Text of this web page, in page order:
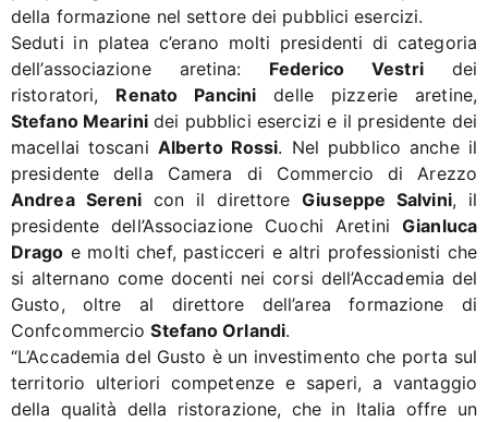
della formazione nel settore dei pubblici esercizi.
Seduti in platea c’erano molti presidenti di categoria
dell’associazione aretina: Federico Vestridei
ristoratori, Renato Pancini delle pizzerie aretine,
Stefano Mearinidei pubblici esercizi e il presidente dei
macellai toscani Alberto Rossi. Nel pubblico anche il
presidente della Camera di Commercio di Arezzo
Andrea Sereni con il direttoreGiuseppe Salvini, il
presidente dell’Associazione Cuochi AretiniGianluca
Drago e molti chef, pasticceri e altri professionisti che
si alternano come docenti nei corsi dell’Accademia del
Gusto, oltre al direttore dell’area formazione di
ConfcommercioStefano Orlandi.
“L’Accademia del Gusto è un investimento che porta sul
territorio ulteriori competenze e saperi, a vantaggio
della qualità della ristorazione, che in Italia offre un